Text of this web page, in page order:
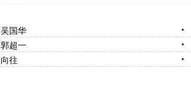
吴国华
郭超一
向往